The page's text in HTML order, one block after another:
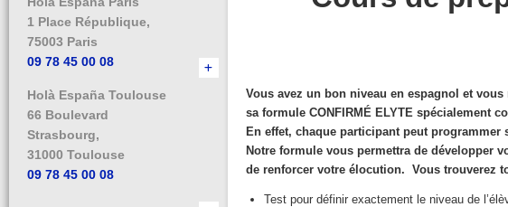
1 Place République,
75003 Paris
09 78 45 00 08
Holà España Toulouse
66 Boulevard
Strasbourg,
31000 Toulouse
09 78 45 00 08
Vous avez un bon niveau en espagnol et vous
sa formule CONFIRMÉ ELYTE spécialement
En effet, chaqueparticipant peutprogrammer
Notre formule vous permettrade développer
de renforcer votre élocution. Vous trouverez
Test pour définir exactement le niveau de